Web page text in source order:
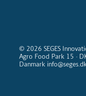
© 2026 SEGES
Agro Food Park 15 ·
Danmark